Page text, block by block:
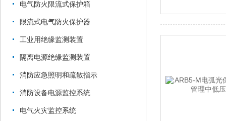
电气防火限流式保护箱
限流式电气防火保护器
工业用绝缘监测装置
隔离电源绝缘监测装置
消防应急照明和疏散指示
消防设备电源监控系统
电气火灾监控系统